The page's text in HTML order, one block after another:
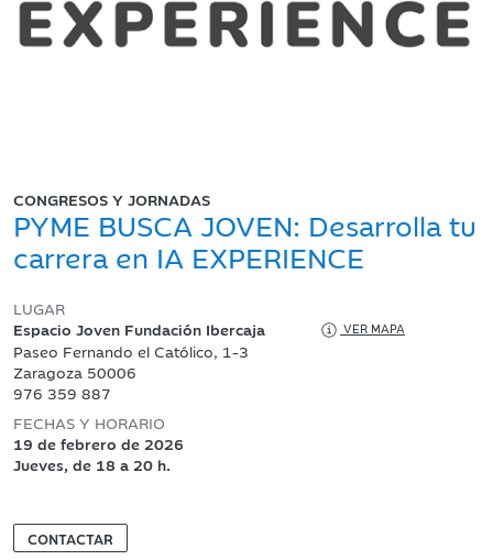
CONGRESOS Y JORNADAS
PYME BUSCA JOVEN: Desarrolla tu
carrera en IA EXPERIENCE
LUGAR
Espacio Joven Fundación Ibercaja
VER MAPA
Paseo Fernando el Católico, 1-3
Zaragoza 50006
976 359 887
FECHAS Y HORARIO
19 de febrero de 2026
Jueves, de 18 a 20 h.
CONTACTAR